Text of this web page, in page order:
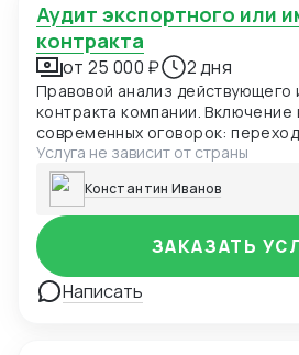
Аудит экспортного или импортного
контракта
от 25 000 ₽ 2 дня
Правовой анализ действующего
контракта компании. Включение
современных оговорок:
собственности, заверения и
мажор, оговорка об оплате,
Выбор оптимального суда для
действующего ВЭД контракта
изменения с учетом
заключение по контракту,
улучшению оговорок контракта
контракта осуществляется
Услуга не зависит от страны
Константин Иванов
Написать
ЗАКАЗАТЬ